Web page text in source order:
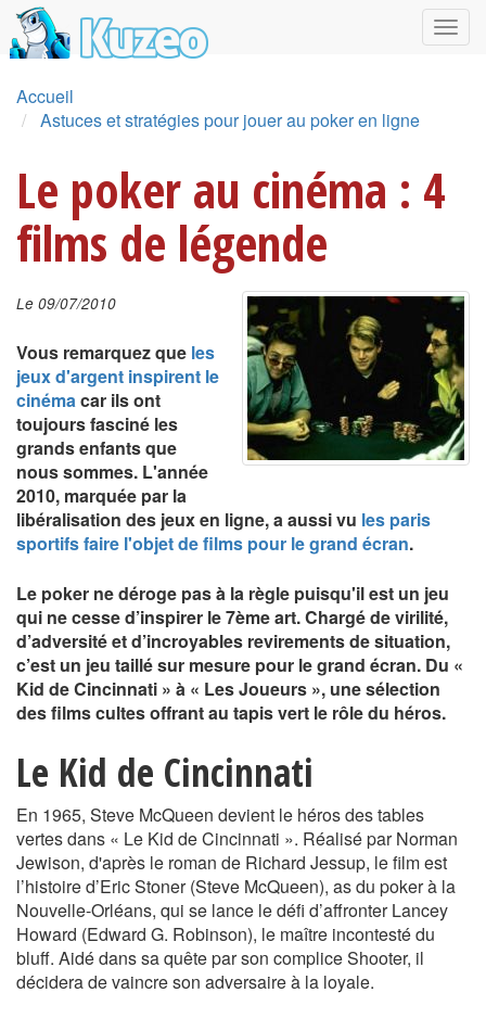
Accueil
Astuces et stratégies pour jouer au poker en ligne
Le poker au cinéma : 4
films de légende
Le 09/07/2010
Vous remarquez que les
jeux d'argent inspirent le
cinémacar ils ont
toujours fasciné les
grands enfants que
nous sommes. L'année
2010, marquée par la
libéralisation des jeux en ligne, a aussi vu les paris
sportifs faire l'objet de films pour le grand écran.
Le poker ne déroge pas à la règle puisqu'il est un jeu
qui ne cesse d’inspirer le 7ème art. Chargé de virilité,
d’adversité et d’incroyables revirements de situation,
c’est un jeu taillé sur mesure pour le grand écran. Du «
Kid de Cincinnati » à « Les Joueurs », une sélection
des films cultes offrant au tapis vert le rôle du héros.
Le Kid de Cincinnati
En 1965, Steve McQueen devient le héros des tables
vertes dans « Le Kid de Cincinnati ». Réalisé par Norman
Jewison, d'après le roman de Richard Jessup, le film est
l’histoire d’Eric Stoner (Steve McQueen), as du poker à la
Nouvelle-Orléans, qui se lance le défi d’affronter Lancey
Howard (Edward G. Robinson), le maître incontesté du
bluff. Aidé dans sa quête par son complice Shooter, il
décidera de vaincre son adversaire à la loyale.